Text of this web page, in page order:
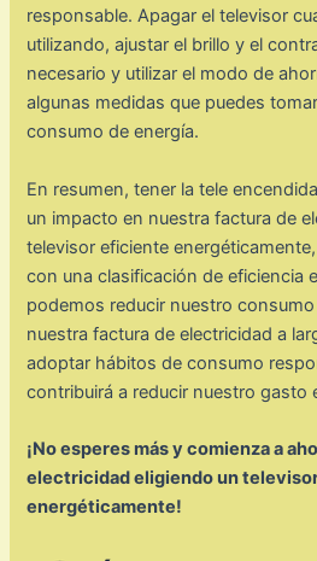
responsable. Apagar el televisor
utilizando, ajustar el brillo y el
necesario y utilizar el modo de
algunas medidas que puedes
consumo de energía.
En resumen, tener la tele
un impacto en nuestra factura de
televisor eficiente
con una clasificación de eficiencia
podemos reducir nuestro
nuestra factura de electricidad a
adoptar hábitos de consumo
contribuirá a reducir nuestro gasto
¡No esperes más y comienza a
electricidad eligiendo un
energéticamente!